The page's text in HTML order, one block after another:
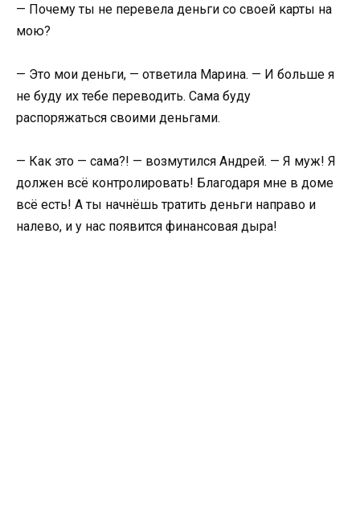
— Почему ты не перевела деньги со своей карты на
мою?
— Это мои деньги, — ответила Марина. — И больше я
не буду их тебе переводить. Сама буду
распоряжаться своими деньгами.
— Как это — сама?! — возмутился Андрей. — Я муж! Я
должен всё контролировать! Благодаря мне в доме
всё есть! А ты начнёшь тратить деньги направо и
налево, и у нас появится финансовая дыра!